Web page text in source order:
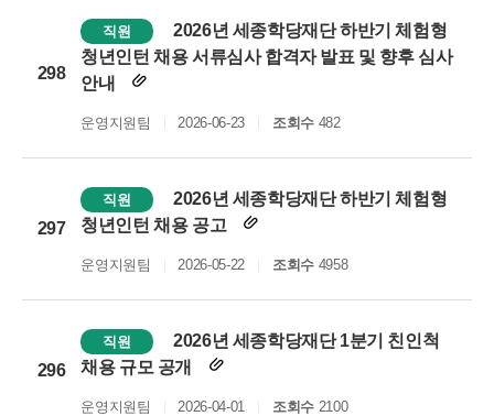
298
직원
2026년 세종학당재단 하반기 체험형
청년인턴 채용 서류심사 합격자 발표 및 향후 심사
안내
운영지원팀 2026-06-23 조회수482
297
직원
2026년 세종학당재단 하반기 체험형
청년인턴 채용 공고
운영지원팀 2026-05-22 조회수4958
296
직원
2026년 세종학당재단 1분기 친인척
채용 규모 공개
운영지원팀 2026-04-01 조회수2100